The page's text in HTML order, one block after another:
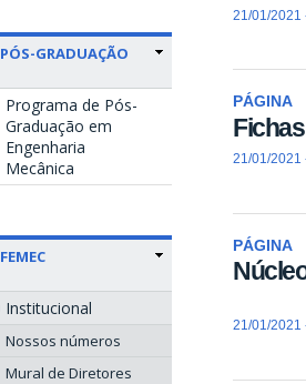
PÓS-GRADUAÇÃO
Programa de Pós-
Graduação em
Engenharia
Mecânica
FEMEC
Institucional
Nossos números
Mural de Diretores
21/01/2021
PÁGINA
21/01/2021
PÁGINA
21/01/2021